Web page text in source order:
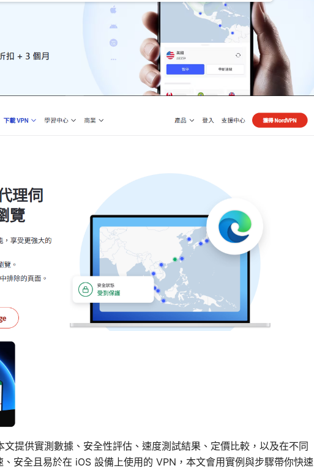
提供實測數據、安全性評估、速度測試結果、定價比較，以及在不同
安全且易於在 iOS 設備上使用的 VPN，本文會用實例與步驟帶你快速